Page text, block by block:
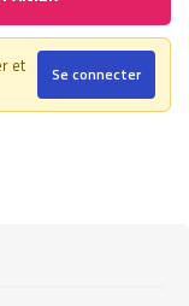
et
Se connecter